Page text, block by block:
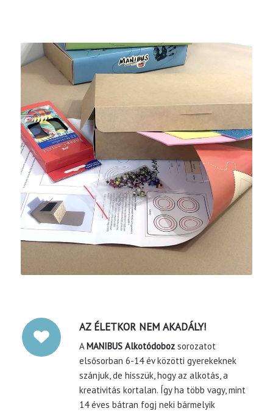
AZ ÉLETKOR NEM AKADÁLY!
AMANIBUS Alkotódobozsorozatot
elsősorban 6-14 év közötti gyerekeknek
szánjuk, de hisszük, hogy az alkotás, a
kreativitás kortalan. Így ha több vagy, mint
14 éves bátran fogj neki bármelyik